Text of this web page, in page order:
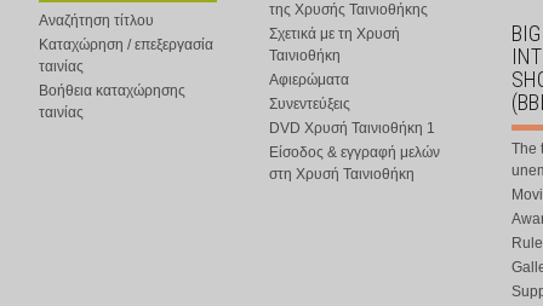
Αναζήτηση τίτλου
Καταχώρηση / επεξεργασία
ταινίας
Βοήθεια καταχώρησης
ταινίας
της Χρυσής Ταινιοθήκης
Σχετικά με τη Χρυσή
Ταινιοθήκη
Αφιερώματα
Συνεντεύξεις
DVD Χρυσή Ταινιοθήκη 1
Είσοδος & εγγραφή μελών
στη Χρυσή Ταινιοθήκη
The